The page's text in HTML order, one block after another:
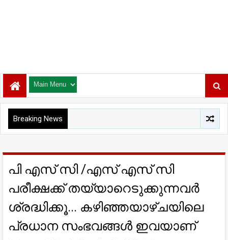
Breaking News
പി എസ് സി /എസ് എസ് സി
പരീക്ഷക്ക് തയ്യാറെടുക്കുന്നവർ
ശ്രദ്ധിക്കൂ... കഴിഞ്ഞയാഴ്ചയിലെ
പ്രധാന സംഭവങ്ങൾ ഇവയാണ്